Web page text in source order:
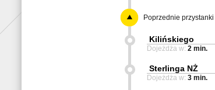
Poprzednie przystanki
Kilińskiego
Dojeżdża w: 2 min.
Sterlinga NŻ
Dojeżdża w: 3 min.